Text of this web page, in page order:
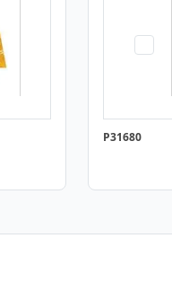
P31680